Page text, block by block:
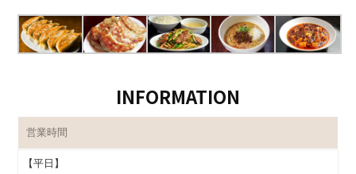
INFORMATION
営業時間
【平日】